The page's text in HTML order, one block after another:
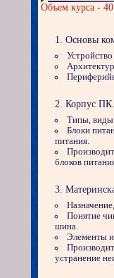
Объем курса -
Основы
Корпус ПК.
Типы, виды
Блоки
питания.
блоков
Понятие
шина.
Элементы
устранение